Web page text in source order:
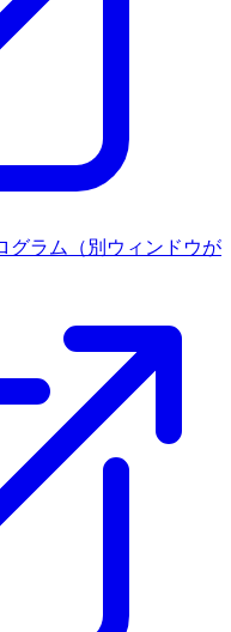
グラム
（別ウィンドウが